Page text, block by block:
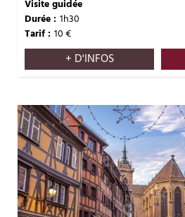
Visite guidée
Durée : 1h30
Tarif : 10€
+ D'INFOS